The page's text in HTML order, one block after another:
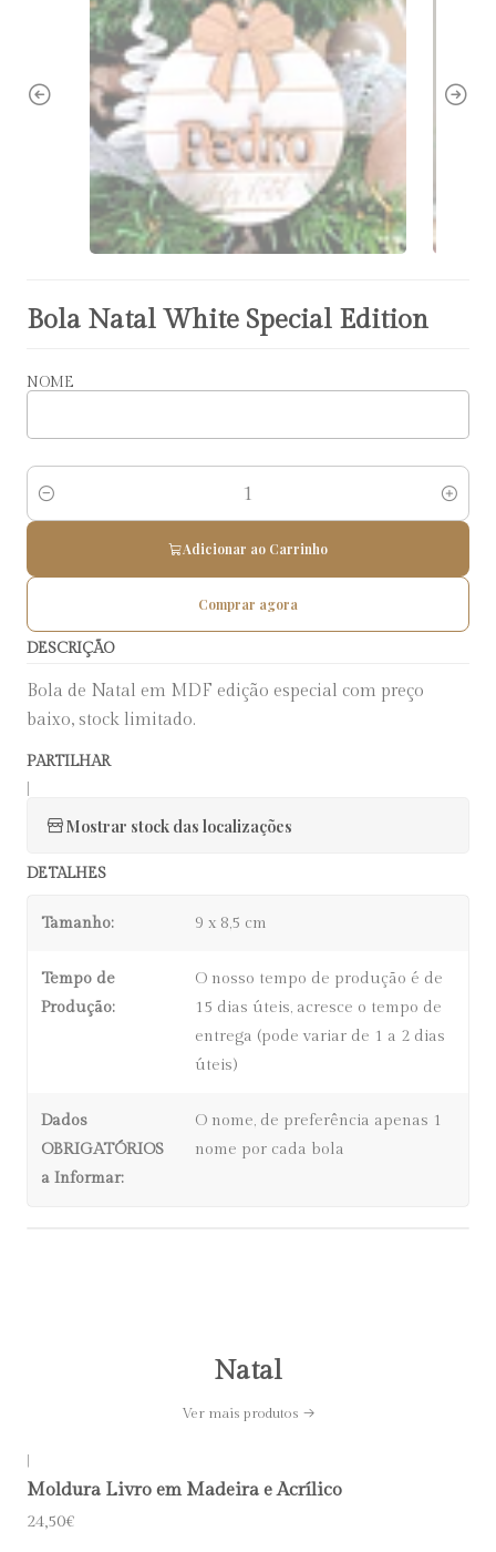
Bola Natal White Special Edition
NOME
Quantidade
Adicionar ao Carrinho
Comprar agora
DESCRIÇÃO
Bola de Natal em MDF edição especial com preço
baixo, stock limitado.
PARTILHAR
Mostrar stock das localizações
DETALHES
Tamanho: 9 x 8,5 cm
Tempo de
Produção:
O nosso tempo de produção é de
15 dias úteis, acresce o tempo de
entrega (pode variar de 1 a 2 dias
úteis)
Dados
OBRIGATÓRIOS
a Informar:
O nome, de preferência apenas 1
nome por cada bola
Natal
Ver mais produtos
Moldura Livro em Madeira e Acrílico
24,50€